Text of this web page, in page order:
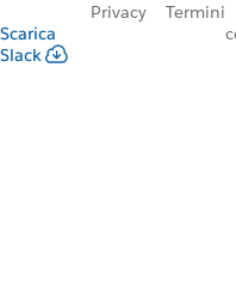
Scarica
Slack
Privacy Termini